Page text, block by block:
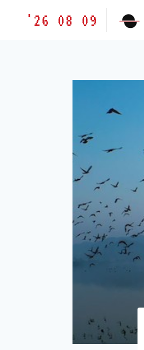
胶'26 08 09